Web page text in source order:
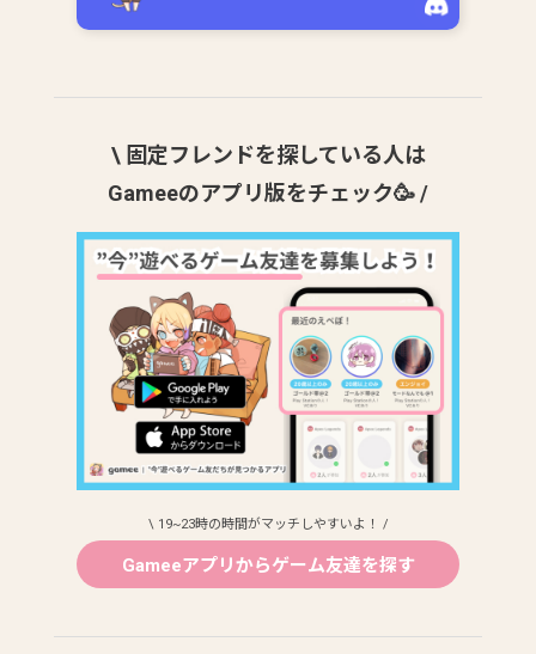
\ 固定フレンドを探している人は
Gameeのアプリ版をチェック🥳 /
\ 19~23時の時間がマッチしやすいよ！ /
Gameeアプリからゲーム友達を探す